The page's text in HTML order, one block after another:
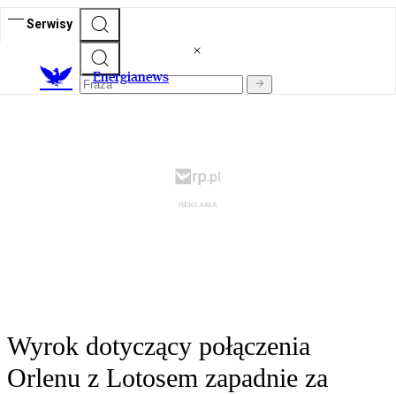
Serwisy
Energianews
Wyrok dotyczący połączenia
Orlenu z Lotosem zapadnie za